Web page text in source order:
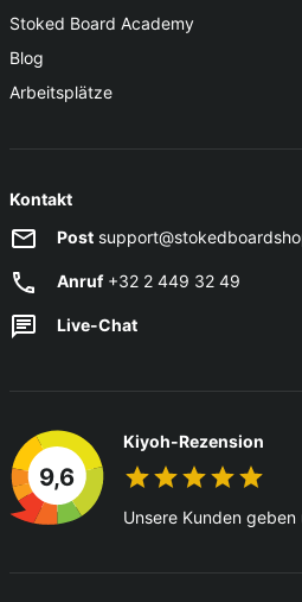
Stoked Board Academy
Blog
Arbeitsplätze
Kontakt
Post
Anruf+32 2 449 32 49
Live-Chat
9,6
Kiyoh-Rezension
Unsere Kunden